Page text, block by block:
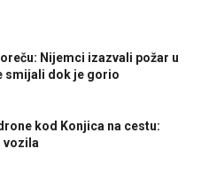
Nijemci izazvali požar u
smijali dok je gorio
kod Konjica na cestu:
vozila